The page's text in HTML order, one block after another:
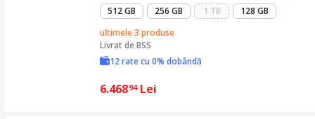
512 GB 256 GB 1 TB
128 GB
ultimele 3 produse
Livrat deBSS
12 rate cu 0% dobândă
6.46894 Lei